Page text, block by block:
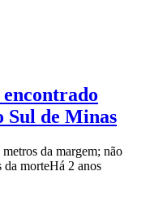
Sul de Minas
da margem; não
da morteHá 2 anos